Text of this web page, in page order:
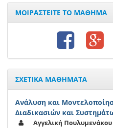
ΜΟΙΡΑΣΤΕΙΤΕ ΤΟ ΜΑΘΗΜΑ
ΣΧΕΤΙΚΑ ΜΑΘΗΜΑΤΑ
Ανάλυση και
Διαδικασιών και
Αγγελική Πουλυμενάκου